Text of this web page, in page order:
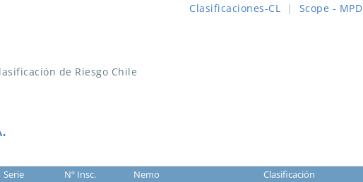
de Riesgo Chile
Clasificaciones-CL | Scope - MPD
Serie Nº Insc. Nemo Clasificación